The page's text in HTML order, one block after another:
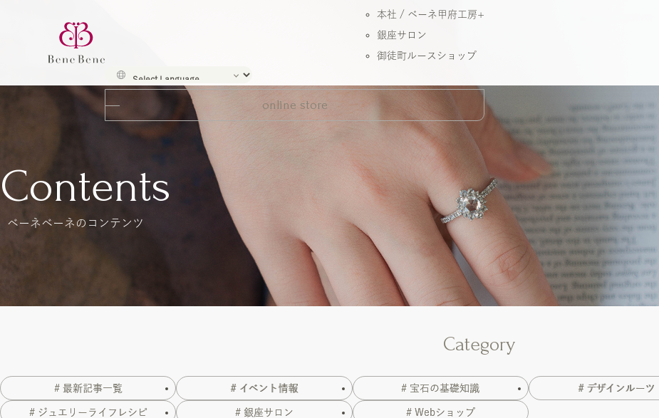
本社 / ベーネ甲府工房+
銀座サロン
御徒町ルースショップ
online store
Contents
ベーネベーネのコンテンツ
Category
# 最新記事一覧 # イベント情報 # 宝石の基礎知識 # デザインルーツ
# ジュエリーライフレシピ # 銀座サロン # Webショップ